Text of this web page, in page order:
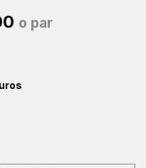
O
R$ 189,00.
o par